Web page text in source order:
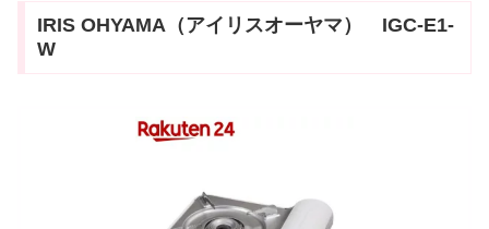
IRIS OHYAMA（アイリスオーヤマ） IGC-E1-
W